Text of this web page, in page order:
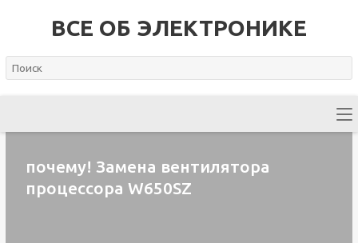
ВСЕ ОБ ЭЛЕКТРОНИКЕ
почему! Замена вентилятора
процессора W650SZ